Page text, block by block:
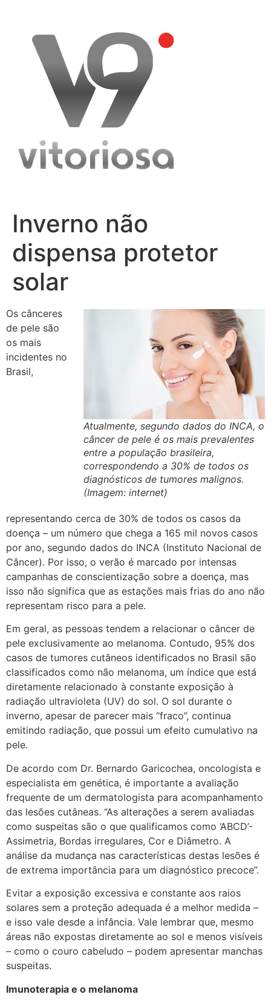
content
Inverno não
dispensa protetor
solar
Atualmente, segundo dados do INCA, o
câncer de pele é os mais prevalentes
entre a população brasileira,
correspondendo a 30% de todos os
diagnósticos de tumores malignos.
(Imagem: internet)
Os cânceres
de pele são
os mais
incidentes no
Brasil,
representando cerca de 30% de todos os casos da
doença – um número que chega a 165 mil novos casos
por ano, segundo dados do INCA (Instituto Nacional de
Câncer). Por isso, o verão é marcado por intensas
campanhas de conscientização sobre a doença, mas
isso não significa que as estações mais frias do ano não
representam risco para a pele.
Em geral, as pessoas tendem a relacionar o câncer de
pele exclusivamente ao melanoma. Contudo, 95% dos
casos de tumores cutâneos identificados no Brasil são
classificados como não melanoma, um índice que está
diretamente relacionado à constante exposição à
radiação ultravioleta (UV) do sol. O sol durante o
inverno, apesar de parecer mais “fraco”, continua
emitindo radiação, que possui um efeito cumulativo na
pele.
De acordo com Dr. Bernardo Garicochea, oncologista e
especialista em genética, é importante a avaliação
frequente de um dermatologista para acompanhamento
das lesões cutâneas. “As alterações a serem avaliadas
como suspeitas são o que qualificamos como ‘ABCD’-
Assimetria, Bordas irregulares, Cor e Diâmetro. A
análise da mudança nas características destas lesões é
de extrema importância para um diagnóstico precoce”.
Evitar a exposição excessiva e constante aos raios
solares sem a proteção adequada é a melhor medida –
e isso vale desde a infância. Vale lembrar que, mesmo
áreas não expostas diretamente ao sol e menos visíveis
– como o couro cabeludo – podem apresentar manchas
suspeitas.
Imunoterapia e o melanoma